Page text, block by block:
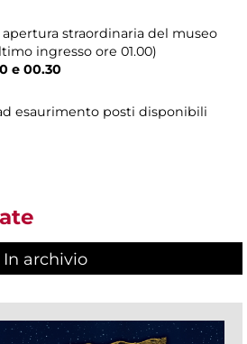
apertura straordinaria del museo
ingresso ore 01.00)
e 00.30
esaurimento posti disponibili
In archivio